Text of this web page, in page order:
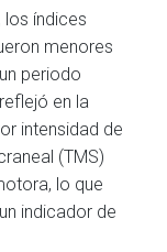
los índices
menores
periodo
en la
intensidad de
(TMS)
lo que
indicador de